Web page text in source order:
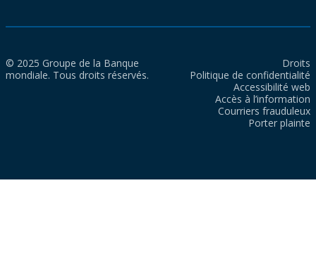
© 2025 Groupe de la Banque
mondiale. Tous droits réservés.
Droits
Politique de confidentialité
Accessibilité web
Accès à l’information
Courriers frauduleux
Porter plainte